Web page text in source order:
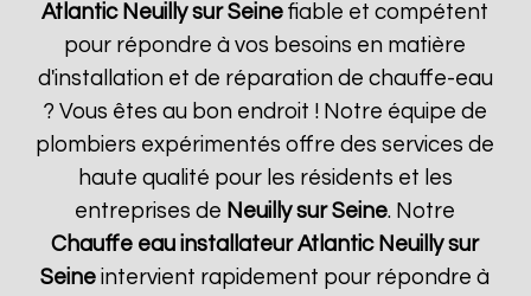
Atlantic Neuilly sur Seine fiable et compétent
pour répondre à vos besoins en matière
d'installation et de réparation de chauffe-eau
? Vous êtes au bon endroit ! Notre équipe de
plombiers expérimentés offre des services de
haute qualité pour les résidents et les
entreprises de Neuilly sur Seine. Notre
Chauffe eau installateur Atlantic Neuilly sur
Seine intervient rapidement pour répondre à